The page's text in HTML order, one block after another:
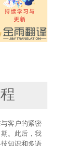
客户的紧密
。此后，我
知识和多语